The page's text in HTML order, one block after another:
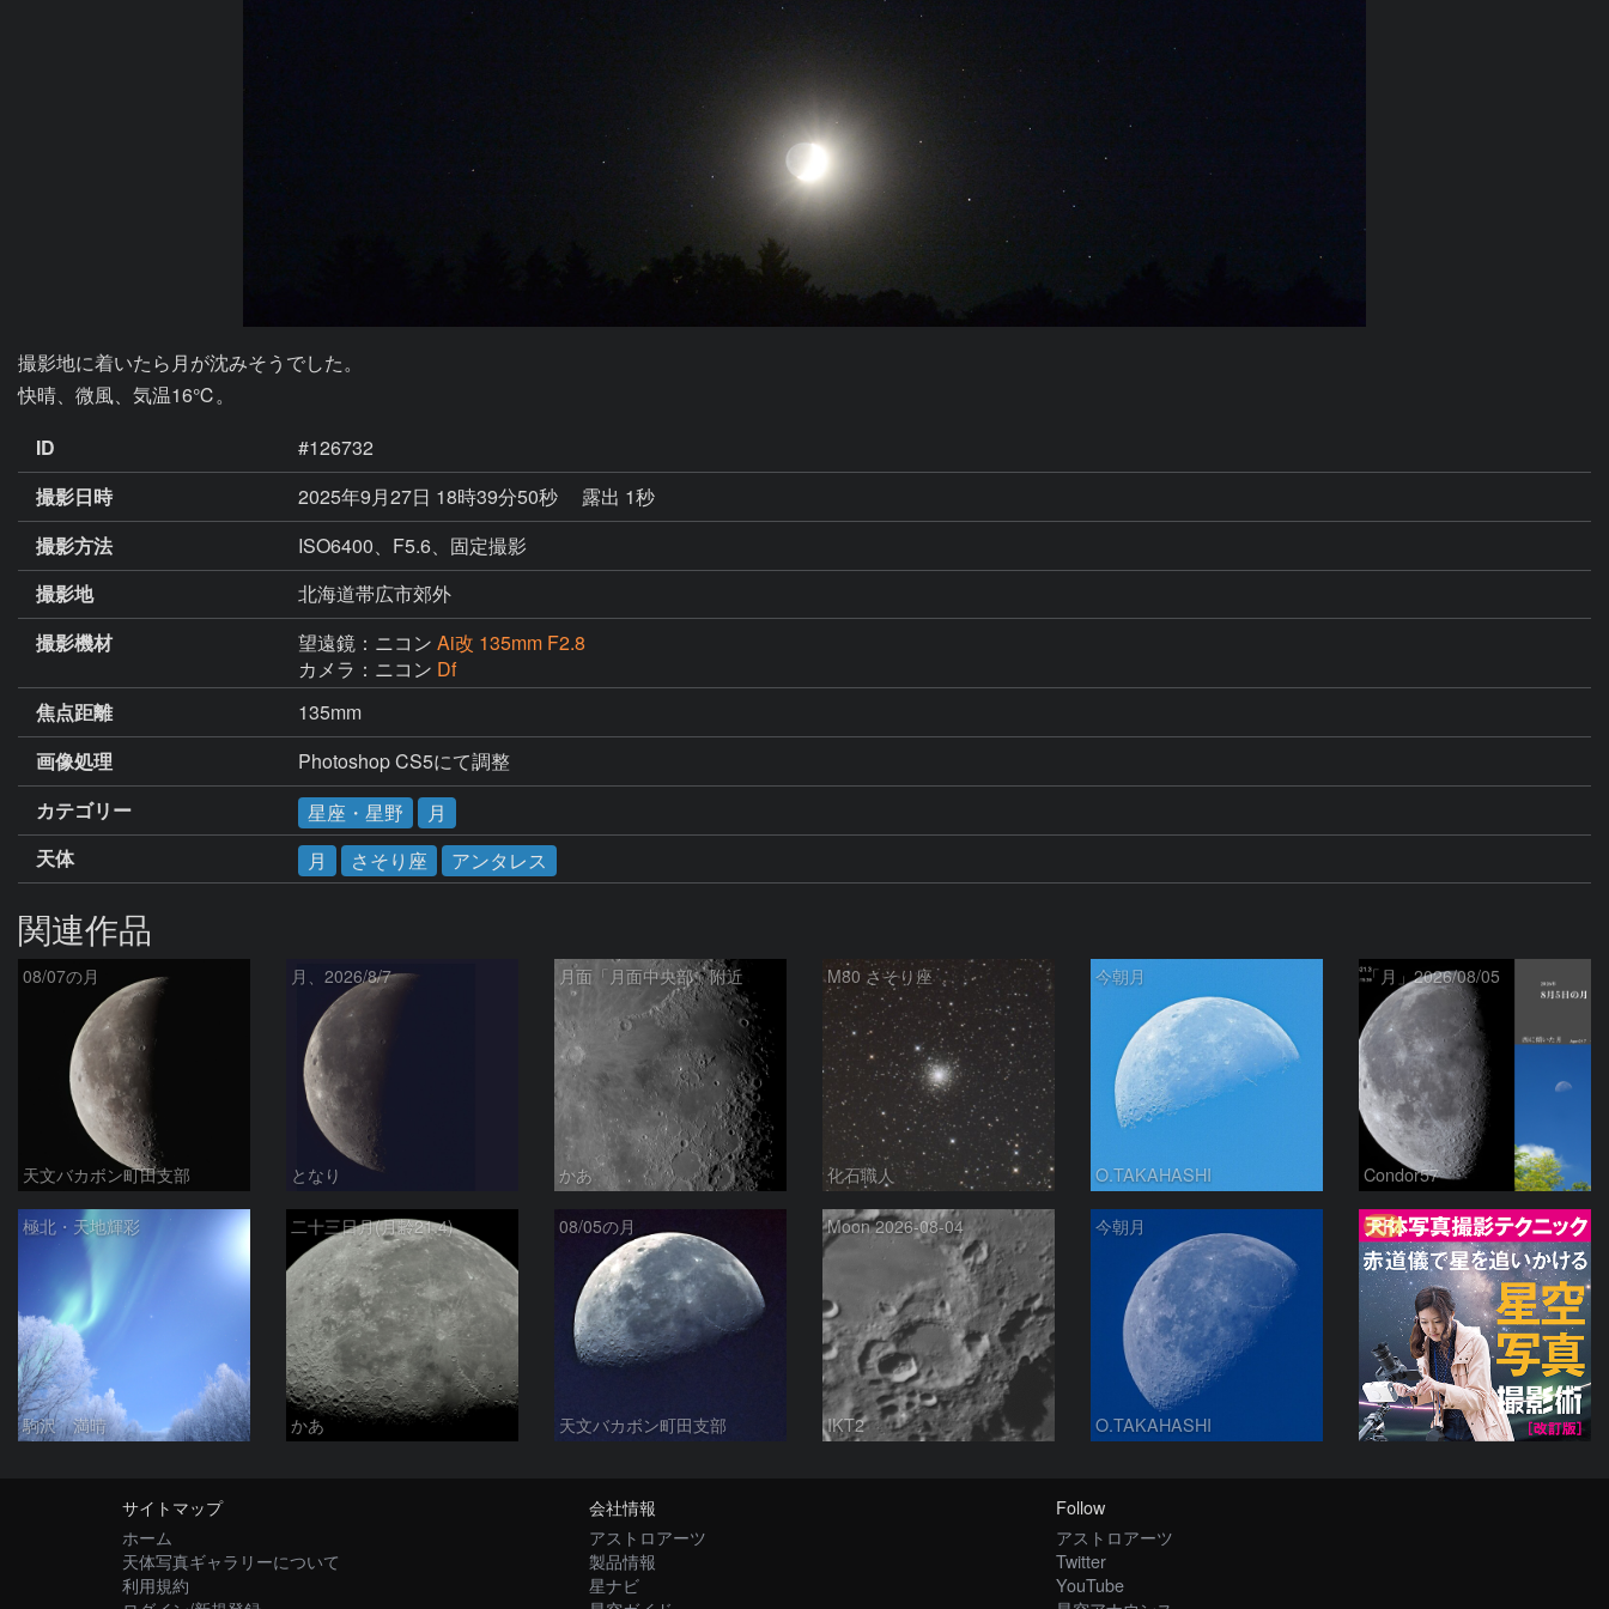
撮影地に着いたら月が沈みそうでした。
快晴、微風、気温16℃。
ID
#126732
撮影日時
2025年9月27日 18時39分50秒
露出 1秒
撮影方法
ISO6400、F5.6、固定撮影
撮影地
北海道帯広市郊外
撮影機材
望遠鏡：ニコン Ai改 135mm F2.8
カメラ：ニコン Df
焦点距離
135mm
画像処理
Photoshop CS5にて調整
カテゴリー
星座・星野
月
天体
月 さそり座 アンタレス
関連作品
08/07の月
天文バカボン町田支部
月、2026/8/7
となり
月面「月面中央部」附近
かあ
M80 さそり座
化石職人
今朝月
O.TAKAHASHI
「月」2026/08/05
Condor57
極北・天地輝彩
駒沢 満晴
二十三日月(月齢21.4)
かあ
08/05の月
天文バカボン町田支部
Moon 2026-08-04
IKT2
今朝月
O.TAKAHASHI
PR
サイトマップ
ホーム
天体写真ギャラリーについて
利用規約
会社情報
アストロアーツ
製品情報
星ナビ
Follow
アストロアーツ
Twitter
YouTube